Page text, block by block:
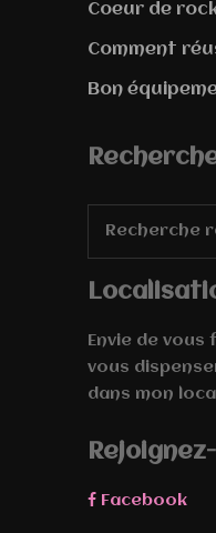
Coeur de
Comment
Bon
Envie de vous
vous
dans mon
Facebook